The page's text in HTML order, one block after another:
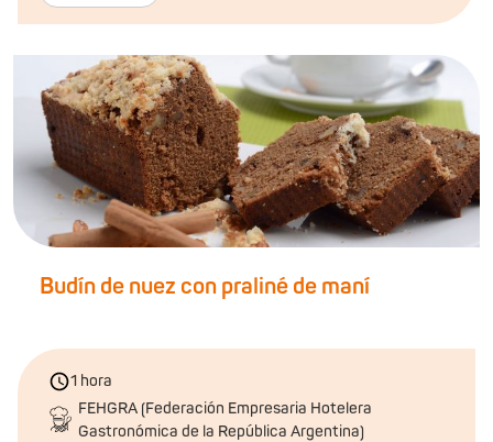
Budín de nuez con praliné de maní
1 hora
FEHGRA (Federación Empresaria Hotelera
Gastronómica de la República Argentina)